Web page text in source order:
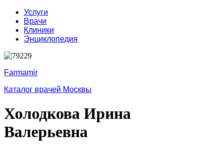
Услуги
Врачи
Клиники
Энциклопедия
Farmamir
Каталог врачей Москвы
Холодкова Ирина
Валерьевна